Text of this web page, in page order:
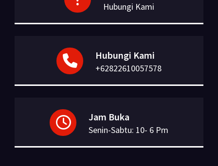
Hubungi Kami
Hubungi Kami
+62822610057578
Jam Buka
Senin-Sabtu: 10- 6 Pm